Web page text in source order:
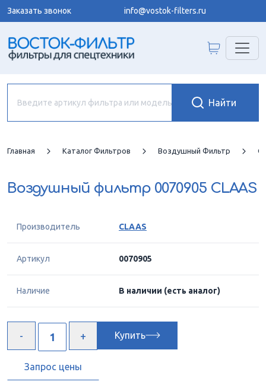
Заказать звонок info@vostok-filters.ru
Главная Каталог Фильтров Воздушный Фильтр
Воздушный фильтр 0070905 CLAAS
Производитель CLAAS
Артикул 0070905
Наличие В наличии (есть аналог)
Купить
Запрос цены